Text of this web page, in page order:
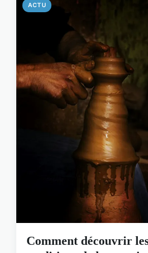
ACTU
Comment découvrir